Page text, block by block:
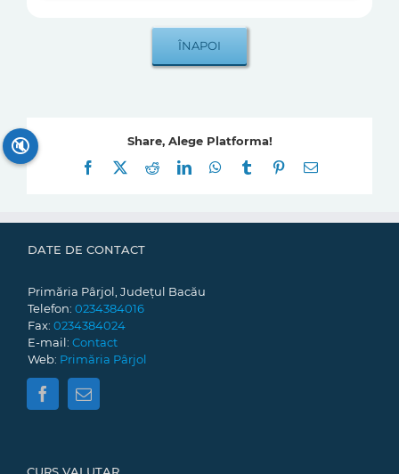
Share, Alege Platforma!
Facebook
RedditLinkedInWhatsApp
Tumblr Pinterest
E-
DATE DE CONTACT
Primăria Pârjol, Județul Bacău
Telefon: 0234384016
Fax: 0234384024
E-mail: Contact
Web: Primăria Pârjol
🔇